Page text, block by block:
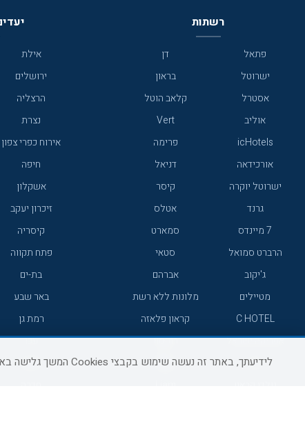
רשתות
פתאל
דן
ישרוטל
בראון
אסטרל
קלאב הוטל
אוליב
Vert
icHotels
פרימה
אורכידאה
דניאל
ישרוטל יוקרה
קיסר
גרנד
אטלס
7 מיינדס
סמארט
הרברט סמואל
סטאי
ג'יקוב
אברהם
מטיילים
מלונות ללא רשת
C HOTEL
קראון פלאזה
אפריקה ישראל
רוקסון
אדם
Adar
אילת
ירושלים
הרצליה
נצרת
אירוח כפרי צפון
חיפה
אשקלון
זיכרון יעקב
קיסריה
פתח תקווה
בת-ים
באר שבע
רמת גן
עכו
רחובות
לידיעתך, באתר זה נעשה שימוש בקבצי Cookies המשך גלישה באתר מהווה הסכמה לשימוש זה, למידע נוסף ניתן לעיין